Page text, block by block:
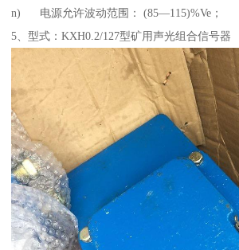
n) 电源允许波动范围： (85—115)%Ve；
5、型式：KXH0.2/127型矿用声光组合信号器